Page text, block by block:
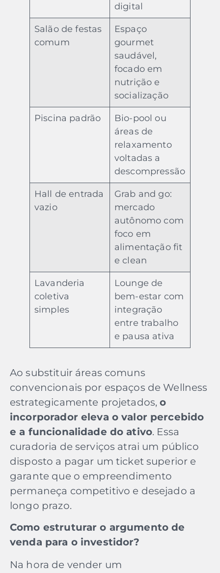
digital
Salão de festas
comum
Espaço
gourmet
saudável,
focado em
nutrição e
socialização
Piscina padrão
Bio-pool ou
áreas de
relaxamento
voltadas a
descompressão
Hall de entrada
vazio
Grab and go:
mercado
autônomo com
foco em
alimentação fit
e clean
Lavanderia
coletiva
simples
Lounge de
bem-estar com
integração
entre trabalho
e pausa ativa
Ao substituir áreas comuns
convencionais por espaços de Wellness
estrategicamente projetados,o
incorporador eleva o valor percebido
e a funcionalidade do ativo. Essa
curadoria de serviços atrai um público
disposto a pagar um ticket superior e
garante que o empreendimento
permaneça competitivo e desejado a
longo prazo.
Como estruturar o argumento de
venda para o investidor?
Na hora de vender um